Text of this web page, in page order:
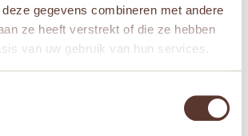
gegevens combineren met andere
ze heeft verstrekt of die ze hebben
van uw gebruik van hun services.
mail en site opslaan in deze
de volgende keer wanneer ik een